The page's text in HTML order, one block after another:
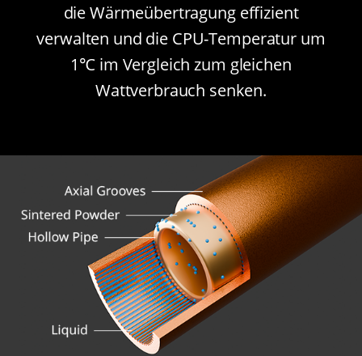
die Wärmeübertragung effizient
verwalten und die CPU-Temperatur um
1℃ im Vergleich zum gleichen
Wattverbrauch senken.